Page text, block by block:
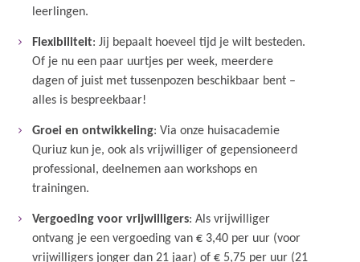
leerlingen.
Flexibiliteit: Jij bepaalt hoeveel tijd je wilt besteden.
Of je nu een paar uurtjes per week, meerdere
dagen of juist met tussenpozen beschikbaar bent –
alles is bespreekbaar!
Groei en ontwikkeling: Via onze huisacademie
Quriuz kun je, ook als vrijwilliger of gepensioneerd
professional, deelnemen aan workshops en
trainingen.
Vergoeding voor vrijwilligers: Als vrijwilliger
ontvang je een vergoeding van € 3,40 per uur (voor
vrijwilligers jonger dan 21 jaar) of € 5,75 per uur (21